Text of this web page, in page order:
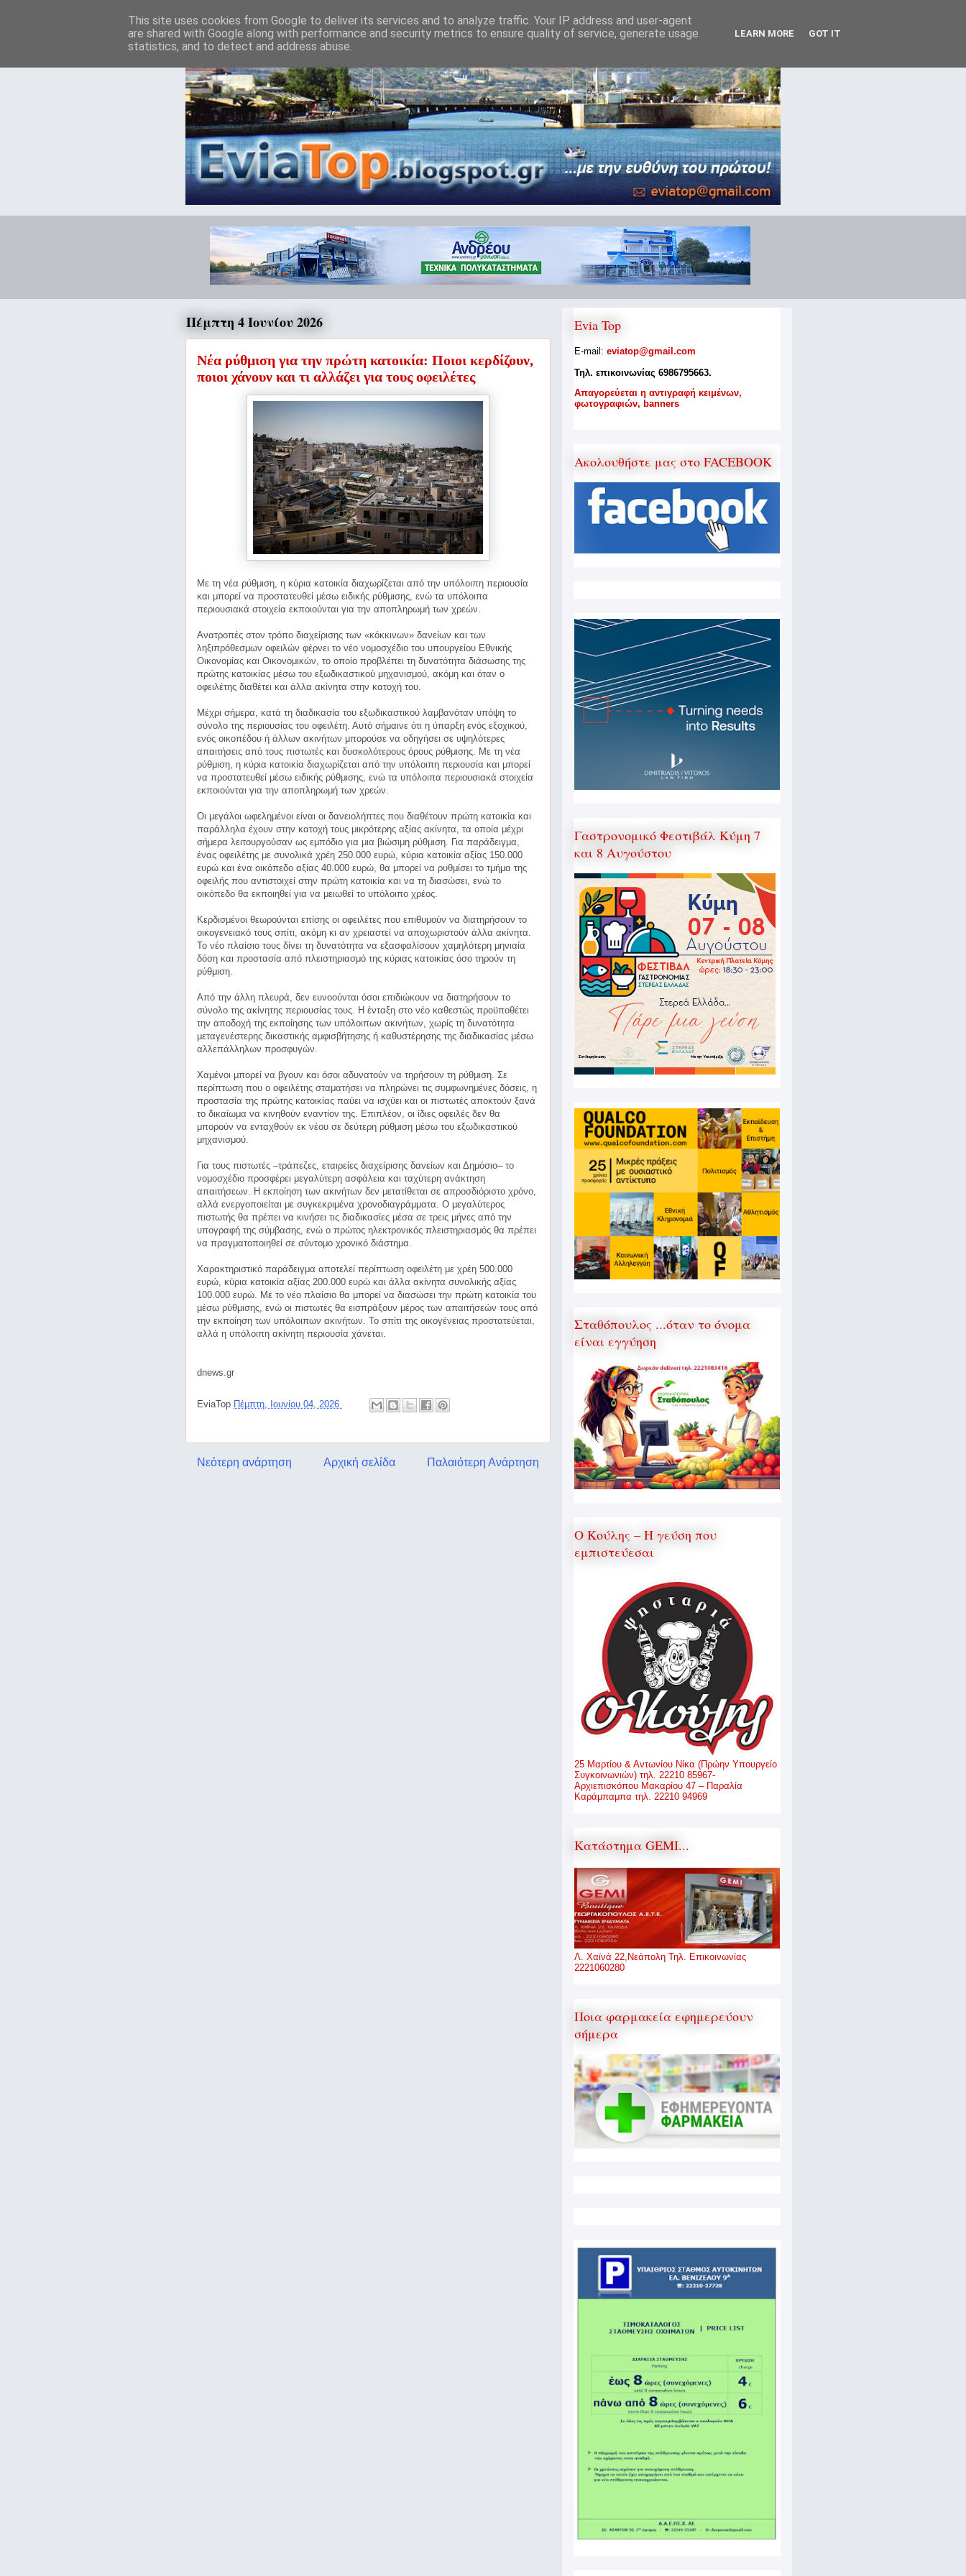
Πέμπτη 4 Ιουνίου 2026
Νέα ρύθμιση για την πρώτη κατοικία: Ποιοι κερδίζουν,
ποιοι χάνουν και τι αλλάζει για τους οφειλέτες
Με τη νέα ρύθμιση, η κύρια κατοικία διαχωρίζεται από την υπόλοιπη περιουσία
και μπορεί να προστατευθεί μέσω ειδικής ρύθμισης, ενώ τα υπόλοιπα
περιουσιακά στοιχεία εκποιούνται για την αποπληρωμή των χρεών.
Ανατροπές στον τρόπο διαχείρισης των «κόκκινων» δανείων και των
ληξιπρόθεσμων οφειλών φέρνει το νέο νομοσχέδιο του υπουργείου Εθνικής
Οικονομίας και Οικονομικών, το οποίο προβλέπει τη δυνατότητα διάσωσης της
πρώτης κατοικίας μέσω του εξωδικαστικού μηχανισμού, ακόμη και όταν ο
οφειλέτης διαθέτει και άλλα ακίνητα στην κατοχή του.
Μέχρι σήμερα, κατά τη διαδικασία του εξωδικαστικού λαμβανόταν υπόψη το
σύνολο της περιουσίας του οφειλέτη. Αυτό σήμαινε ότι η ύπαρξη ενός εξοχικού,
ενός οικοπέδου ή άλλων ακινήτων μπορούσε να οδηγήσει σε υψηλότερες
απαιτήσεις από τους πιστωτές και δυσκολότερους όρους ρύθμισης. Με τη νέα
ρύθμιση, η κύρια κατοικία διαχωρίζεται από την υπόλοιπη περιουσία και μπορεί
να προστατευθεί μέσω ειδικής ρύθμισης, ενώ τα υπόλοιπα περιουσιακά στοιχεία
εκποιούνται για την αποπληρωμή των χρεών.
Οι μεγάλοι ωφελημένοι είναι οι δανειολήπτες που διαθέτουν πρώτη κατοικία και
παράλληλα έχουν στην κατοχή τους μικρότερης αξίας ακίνητα, τα οποία μέχρι
σήμερα λειτουργούσαν ως εμπόδιο για μια βιώσιμη ρύθμιση. Για παράδειγμα,
ένας οφειλέτης με συνολικά χρέη 250.000 ευρώ, κύρια κατοικία αξίας 150.000
ευρώ και ένα οικόπεδο αξίας 40.000 ευρώ, θα μπορεί να ρυθμίσει το τμήμα της
οφειλής που αντιστοιχεί στην πρώτη κατοικία και να τη διασώσει, ενώ το
οικόπεδο θα εκποιηθεί για να μειωθεί το υπόλοιπο χρέος.
Κερδισμένοι θεωρούνται επίσης οι οφειλέτες που επιθυμούν να διατηρήσουν το
οικογενειακό τους σπίτι, ακόμη κι αν χρειαστεί να αποχωριστούν άλλα ακίνητα.
Το νέο πλαίσιο τους δίνει τη δυνατότητα να εξασφαλίσουν χαμηλότερη μηνιαία
δόση και προστασία από πλειστηριασμό της κύριας κατοικίας όσο τηρούν τη
ρύθμιση.
Από την άλλη πλευρά, δεν ευνοούνται όσοι επιδιώκουν να διατηρήσουν το
σύνολο της ακίνητης περιουσίας τους. Η ένταξη στο νέο καθεστώς προϋποθέτει
την αποδοχή της εκποίησης των υπόλοιπων ακινήτων, χωρίς τη δυνατότητα
μεταγενέστερης δικαστικής αμφισβήτησης ή καθυστέρησης της διαδικασίας μέσω
αλλεπάλληλων προσφυγών.
Χαμένοι μπορεί να βγουν και όσοι αδυνατούν να τηρήσουν τη ρύθμιση. Σε
περίπτωση που ο οφειλέτης σταματήσει να πληρώνει τις συμφωνημένες δόσεις, η
προστασία της πρώτης κατοικίας παύει να ισχύει και οι πιστωτές αποκτούν ξανά
το δικαίωμα να κινηθούν εναντίον της. Επιπλέον, οι ίδιες οφειλές δεν θα
μπορούν να ενταχθούν εκ νέου σε δεύτερη ρύθμιση μέσω του εξωδικαστικού
μηχανισμού.
Για τους πιστωτές –τράπεζες, εταιρείες διαχείρισης δανείων και Δημόσιο– το
νομοσχέδιο προσφέρει μεγαλύτερη ασφάλεια και ταχύτερη ανάκτηση
απαιτήσεων. Η εκποίηση των ακινήτων δεν μετατίθεται σε απροσδιόριστο χρόνο,
αλλά ενεργοποιείται με συγκεκριμένα χρονοδιαγράμματα. Ο μεγαλύτερος
πιστωτής θα πρέπει να κινήσει τις διαδικασίες μέσα σε τρεις μήνες από την
υπογραφή της σύμβασης, ενώ ο πρώτος ηλεκτρονικός πλειστηριασμός θα πρέπει
να πραγματοποιηθεί σε σύντομο χρονικό διάστημα.
Χαρακτηριστικό παράδειγμα αποτελεί περίπτωση οφειλέτη με χρέη 500.000
ευρώ, κύρια κατοικία αξίας 200.000 ευρώ και άλλα ακίνητα συνολικής αξίας
100.000 ευρώ. Με το νέο πλαίσιο θα μπορεί να διασώσει την πρώτη κατοικία του
μέσω ρύθμισης, ενώ οι πιστωτές θα εισπράξουν μέρος των απαιτήσεών τους από
την εκποίηση των υπόλοιπων ακινήτων. Το σπίτι της οικογένειας προστατεύεται,
αλλά η υπόλοιπη ακίνητη περιουσία χάνεται.
dnews.gr
EviaTop Πέμπτη, Ιουνίου 04, 2026
Νεότερη ανάρτηση Παλαιότερη Ανάρτηση
Αρχική σελίδα
Evia Top
E-mail: eviatop@gmail.com
Τηλ. επικοινωνίας 6986795663.
Aπαγορεύεται η αντιγραφή κειμένων,
φωτογραφιών, banners
Ακολουθήστε μας στο FACEBOOK
Γαστρονομικό Φεστιβάλ Κύμη 7
και 8 Αυγούστου
Σταθόπουλος ...όταν το όνομα
είναι εγγύηση
Ο Κούλης – Η γεύση που
εμπιστεύεσαι
25 Μαρτίου & Αντωνίου Νίκα (Πρώην Υπουργείο
Συγκοινωνιών) τηλ. 22210 85967-
Αρχιεπισκόπου Μακαρίου 47 – Παραλία
Καράμπαμπα τηλ. 22210 94969
Κατάστημα GEMI...
Λ. Χαϊνά 22,Νεάπολη Τηλ. Επικοινωνίας
2221060280
Ποια φαρμακεία εφημερεύουν
σήμερα
This site uses cookies from Google to deliver its services and to analyze traffic. Your IP address and user-agent
are shared with Google along with performance and security metrics to ensure quality of service, generate usage
statistics, and to detect and address abuse.
LEARN MORE GOT IT